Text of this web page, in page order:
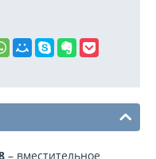
– вместительное